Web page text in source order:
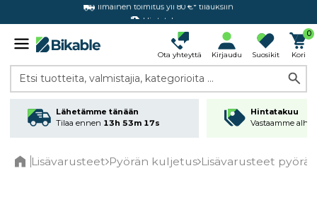
Hintatakuu
Ota yhteyttä Kirjaudu Suosikit
0
Kori
Etsi tuotteita, valmistajia, kategorioita ...
Lähetämme tänään
Tilaa ennen 13h 53m 17s
Hintatakuu
Vastaamme
Lisävarusteet Pyörän kuljetus Lisävarusteet